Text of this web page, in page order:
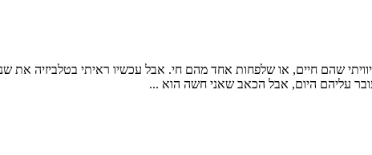
שהם חיים, או שלפחות אחד מהם חי. אבל עכשיו ראיתי בטלביזיה את
עליהם היום, אבל הכאב שאני חשה הוא ...